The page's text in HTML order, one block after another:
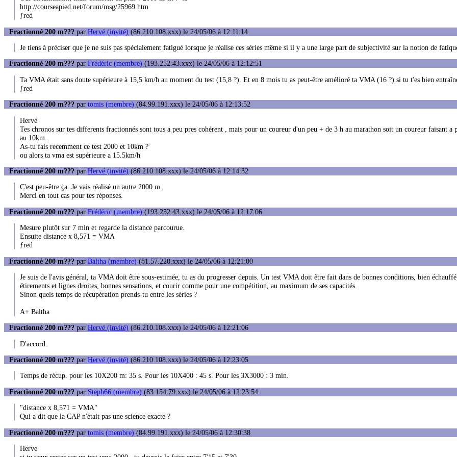
http://courseapied.net/forum/msg/25969.htm
ƒred
Fractionné 200 m??? par Hervé (invité) (86.210.108.xxx) le 24/05/06 à 12:11:14
Je tiens à préciser que je ne suis pas spécialement fatigué lorsque je réalise ces séries même si il y a une large part de subjectivité sur la notion de
Fractionné 200 m??? par Frédéric (membre) (193.252.43.xxx) le 24/05/06 à 12:12:51
Ta VMA était sans doute supérieure à 15,5 km/h au moment du test (15,8 ?). Et en 8 mois tu as peut-être amélioré ta VMA (16 ?) si tu t'es bien
ƒred
Fractionné 200 m??? par tomis (membre) (84.99.191.xxx) le 24/05/06 à 12:13:52
Hervé
Tes chronos sur tes differents fractionnés sont tous a peu pres cohérent , mais pour un coureur d'un peu + de 3 h au marathon soit un coureur faisant a
au 10km.
As-tu fais recemment ce test 2000 et 10km ?
ou alors ta vma est supérieure a 15.5km/h
Fractionné 200 m??? par Hervé (invité) (86.210.108.xxx) le 24/05/06 à 12:14:32
C'est peu-être ça. Je vais réalisé un autre 2000 m.
Merci en tout cas pour tes réponses.
Fractionné 200 m??? par Frédéric (membre) (193.252.43.xxx) le 24/05/06 à 12:17:06
Mesure plutôt sur 7 min et regarde la distance parcourue.
Ensuite distance x 8,571 = VMA
ƒred
Fractionné 200 m??? par Baltha (membre) (81.57.220.xxx) le 24/05/06 à 12:21:00
Je suis de l'avis général, ta VMA doit être sous-estimée, tu as du progresser depuis. Un test VMA doit être fait dans de bonnes conditions, bien
étirements et lignes droites, bonnes sensations, et courir comme pour une compétition, au maximum de ses capacités.
Sinon quels temps de récupération prends-tu entre les séries ?
A+ Baltha
Fractionné 200 m??? par Hervé (invité) (86.210.108.xxx) le 24/05/06 à 12:21:06
D'accord.
Fractionné 200 m??? par Hervé (invité) (86.210.108.xxx) le 24/05/06 à 12:23:05
Temps de récup. pour les 10X200 m: 35 s. Pour les 10X400 : 45 s. Pour les 3X3000 : 3 min.
Fractionné 200 m??? par Steph66 (membre) (83.154.79.xxx) le 24/05/06 à 12:23:54
"distance x 8,571 = VMA"
Qui a dit que la CAP n'était pas une science exacte ?
Fractionné 200 m??? par tomis (membre) (84.99.191.xxx) le 24/05/06 à 12:30:38
Herve